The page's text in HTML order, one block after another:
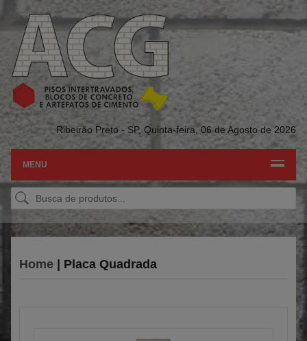
Ribeirão Preto - SP, Quinta-feira, 06 de Agosto de 2026
MENU
Home | Placa Quadrada